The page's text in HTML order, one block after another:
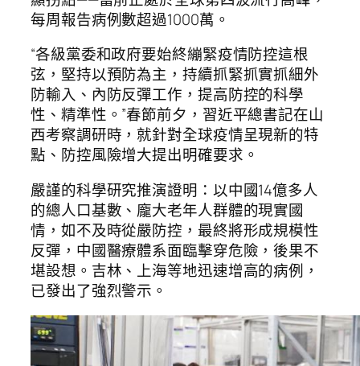
每周報告病例數超過1000萬。
“各級黨委和政府要始終繃緊疫情防控這根
弦，堅持以預防為主，持續抓緊抓實抓細外
防輸入、內防反彈工作，提高防控的科學
性、精準性。”春節前夕，習近平總書記在山
西考察調研時，就針對全球疫情呈現新的特
點、防控風險增大提出明確要求。
嚴謹的科學研究推演證明：以中國14億多人
的總人口基數、龐大老年人群體的現實國
情，如不及時從嚴防控，最終將形成規模性
反彈，中國醫療體系面臨擊穿危險，後果不
堪設想。吉林、上海等地迅速增高的病例，
已發出了強烈警示。